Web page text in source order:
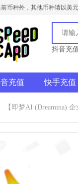
币种外，其他币种请以美
抖音充
充值 快手充值
【即梦AI (Dreamina)